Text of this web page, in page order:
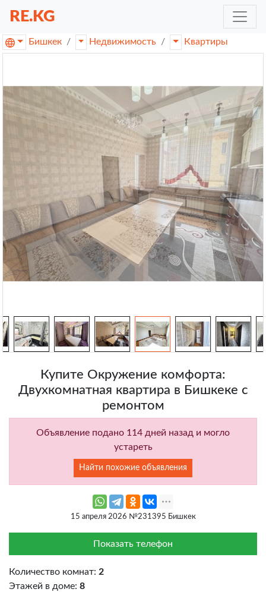
RE.KG
Бишкек Недвижимость Квартиры
Купите Окружение комфорта:
Двухкомнатная квартира в Бишкеке с
ремонтом
Объявление подано 114 дней назад и могло
устареть
Найти похожие объявления
15 апреля 2026 №231395 Бишкек
Показать телефон
Количество комнат: 2
Этажей в доме: 8